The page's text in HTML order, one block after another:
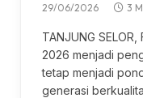
29/06/2026 3
TANJUNG SELOR,
2026 menjadi
tеtар mеnjаdі
generasi